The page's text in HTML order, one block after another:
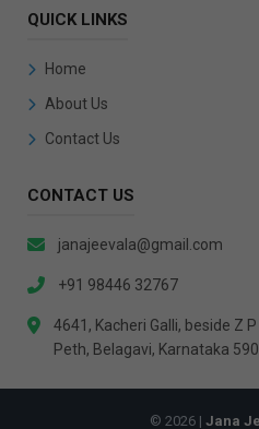
QUICK LINKS
Home
About Us
Contact Us
CONTACT US
janajeevala@gmail.com
+91 98446 32767
4641, Kacheri Galli, beside Z
Peth, Belagavi, Karnataka
© 2026 | Jana